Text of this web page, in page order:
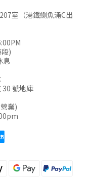
室（港鐵鰂魚涌C出
)
息
30 號地庫
業)